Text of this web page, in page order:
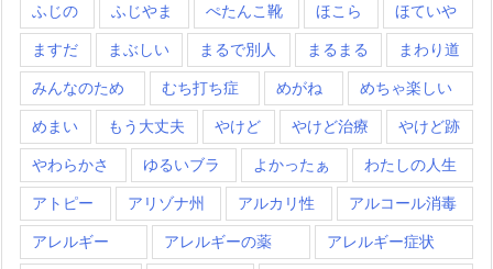
ふじの ふじやま ぺたんこ靴 ほこら ほていや
ますだ まぶしい まるで別人 まるまる まわり道
みんなのため むち打ち症 めがね めちゃ楽しい
めまい もう大丈夫 やけど やけど治療 やけど跡
やわらかさ ゆるいブラ よかったぁ わたしの人生
アトピー アリゾナ州 アルカリ性 アルコール消毒
アレルギー アレルギーの薬 アレルギー症状